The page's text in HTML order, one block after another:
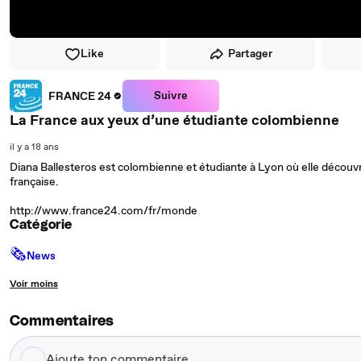
Like Partager
FRANCE 24 Suivre
La France aux yeux d’une étudiante colombienne
il y a 18 ans
Diana Ballesteros est colombienne et étudiante à Lyon où elle
française.
http://www.france24.com/fr/monde
Catégorie
🗞News
Voir moins
Commentaires